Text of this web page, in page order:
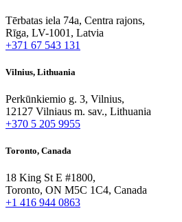
Tērbatas iela 74a, Centra rajons,
Rīga, LV-1001, Latvia
+371 67 543 131
Vilnius, Lithuania
Perkūnkiemio g. 3, Vilnius,
12127 Vilniaus m. sav., Lithuania
+370 5 205 9955
Toronto, Canada
18 King St E #1800,
Toronto, ON M5C 1C4, Canada
+1 416 944 0863